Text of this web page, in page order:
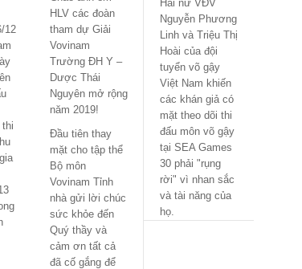
12
thi
HLV các đoàn
tham dự Giải
Vovinam
Trường ĐH Y –
Dược Thái
Nguyên mở rộng
năm 2019!
Đầu tiên thay
mặt cho tập thể
Bộ môn
Vovinam Tỉnh
nhà gửi lời chúc
sức khỏe đến
Quý thầy và
cảm ơn tất cả
đã cố gắng để
Hai nữ VĐV
Nguyễn Phương
Linh và Triệu Thị
Hoài của đội
tuyển võ gậy
Việt Nam khiến
các khán giả có
mặt theo dõi thi
đấu môn võ gậy
tại SEA Games
30 phải "rụng
rời" vì nhan sắc
và tài năng của
họ.